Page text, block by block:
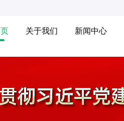
关于我们 新闻中心